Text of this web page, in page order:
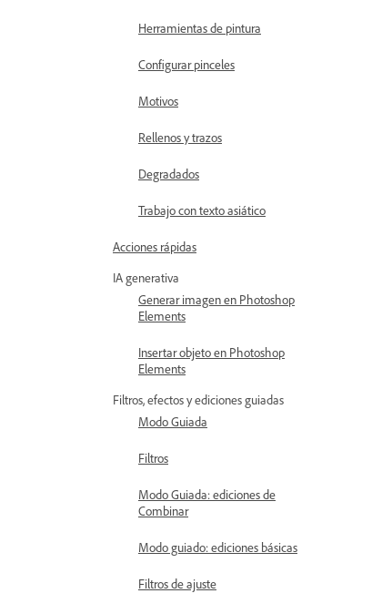
Herramientas de pintura
Configurar pinceles
Motivos
Rellenos y trazos
Degradados
Trabajo con texto asiático
Acciones rápidas
IA generativa
Generar imagen en Photoshop
Elements
Insertar objeto en Photoshop
Elements
Filtros, efectos y ediciones guiadas
Modo Guiada
Filtros
Modo Guiada: ediciones de
Combinar
Modo guiado: ediciones básicas
Filtros de ajuste